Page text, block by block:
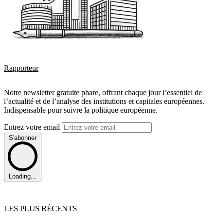
Rapporteur
Notre newsletter gratuite phare, offrant chaque jour l’essentiel de
l’actualité et de l’analyse des institutions et capitales européennes.
Indispensable pour suivre la politique européenne.
Entrez votre email
S'abonner
Loading...
LES PLUS RÉCENTS